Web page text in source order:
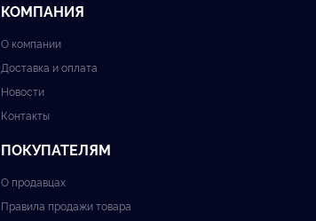
КОМПАНИЯ
О компании
Доставка и оплата
Новости
Контакты
ПОКУПАТЕЛЯМ
О продавцах
Правила продажи товара